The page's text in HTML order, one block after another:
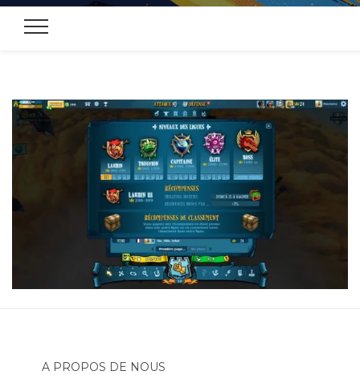
A PROPOS DE NOUS